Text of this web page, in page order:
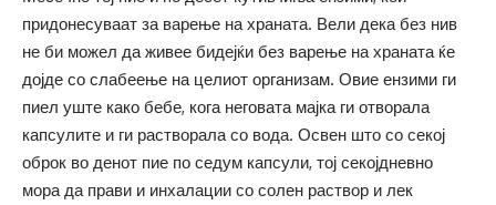
придонесуваат за варење на храната. Вели дека без нив
не би можел да живее бидејќи без варење на храната ќе
дојде со слабеење на целиот организам. Овие ензими ги
пиел уште како бебе, кога неговата мајка ги отворала
капсулите и ги растворала со вода. Освен што со секој
оброк во денот пие по седум капсули, тој секојдневно
мора да прави и инхалации со солен раствор и лек